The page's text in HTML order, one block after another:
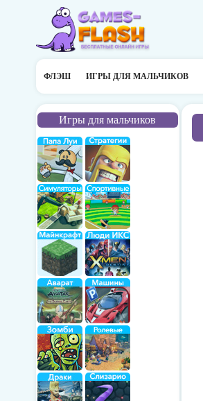
ФЛЭШ ИГРЫ ДЛЯ МАЛЬЧИКОВ
Игры для мальчиков